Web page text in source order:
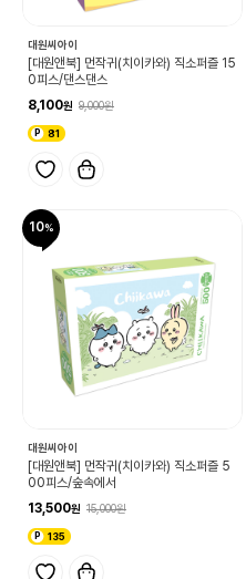
대원씨아이
[대원앤북] 먼작귀(치이카와) 직소퍼즐 15
0피스/댄스댄스
8,100
9,000
81
10
대원씨아이
[대원앤북] 먼작귀(치이카와) 직소퍼즐 5
00피스/숲속에서
13,500
15,000
135